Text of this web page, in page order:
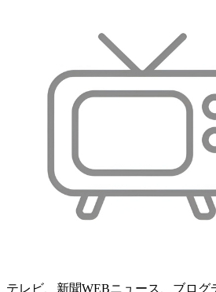
テレビ、新聞WEBニュース、ブログ